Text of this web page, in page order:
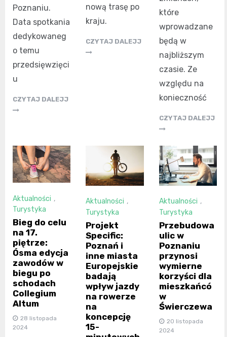
Poznaniu.
Data spotkania
dedykowaneg
o temu
przedsięwzięci
u
CZYTAJ DALEJJ
nową trasę po
kraju.
CZYTAJ DALEJJ
które
wprowadzane
będą w
najbliższym
czasie. Ze
względu na
konieczność
CZYTAJ DALEJJ
Aktualności ,
Turystyka
Bieg do celu
na 17.
piętrze:
Ósma edycja
zawodów w
biegu po
schodach
Collegium
Altum
28 listopada
2024
Aktualności ,
Turystyka
Projekt
Specific:
Poznań i
inne miasta
Europejskie
badają
wpływ jazdy
na rowerze
na
koncepcję
15-
Aktualności ,
Turystyka
Przebudowa
ulic w
Poznaniu
przynosi
wymierne
korzyści dla
mieszkańcó
w
Świerczewa
20 listopada
2024